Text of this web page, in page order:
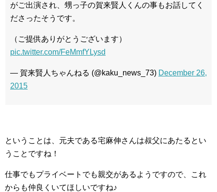
がご出演され、甥っ子の賀来賢人くんの事もお話してく
ださったそうです。
（ご提供ありがとうございます）
pic.twitter.com/FeMmfYLysd
— 賀来賢人ちゃんねる (@kaku_news_73) December 26,
2015
ということは、元夫である宅麻伸さんは叔父にあたるとい
うことですね！
仕事でもプライベートでも親交があるようですので、これ
からも仲良くいてほしいですね♪